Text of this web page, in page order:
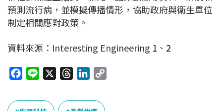
預測流行病，並模擬傳播情形，協助政府與衛生單位
制定相關應對政策。
資料來源：Interesting Engineering 1 、 2
c
n
r
n